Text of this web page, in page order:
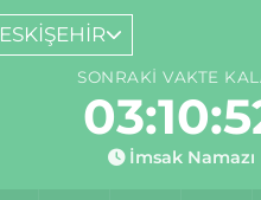
ESKİŞEHİR
SONRAKI VAKTE
İmsak Namazı